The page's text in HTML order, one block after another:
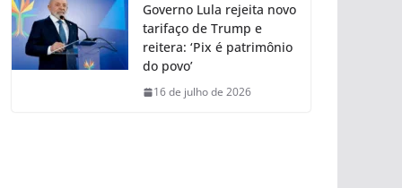
Governo Lula rejeita novo
tarifaço de Trump e
reitera: ‘Pix é patrimônio
do povo’
16 de julho de 2026